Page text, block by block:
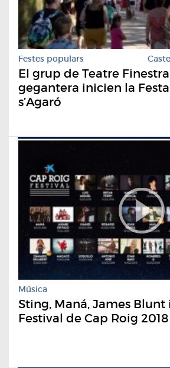
Festes populars
El grup de Teatre
gegantera inicien la
s’Agaró
Música
Sting, Maná, James Blunt
Festival de Cap Roig 2018